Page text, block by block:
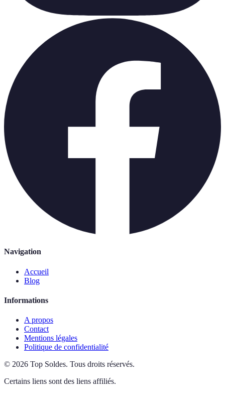
Navigation
Accueil
Blog
Informations
A propos
Contact
Mentions légales
Politique de confidentialité
© 2026 Top Soldes. Tous droits réservés.
Certains liens sont des liens affiliés.